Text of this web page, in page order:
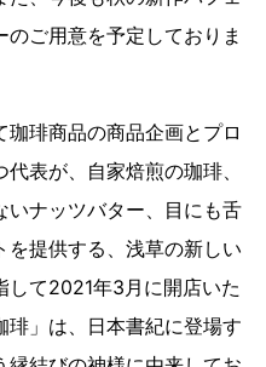
ご用意を予定しておりま
琲商品の商品企画とプロ
表が、自家焙煎の珈琲、
いナッツバター、目にも舌
を提供する、浅草の新しい
して2021年3月に開店いた
琲」は、日本書紀に登場す